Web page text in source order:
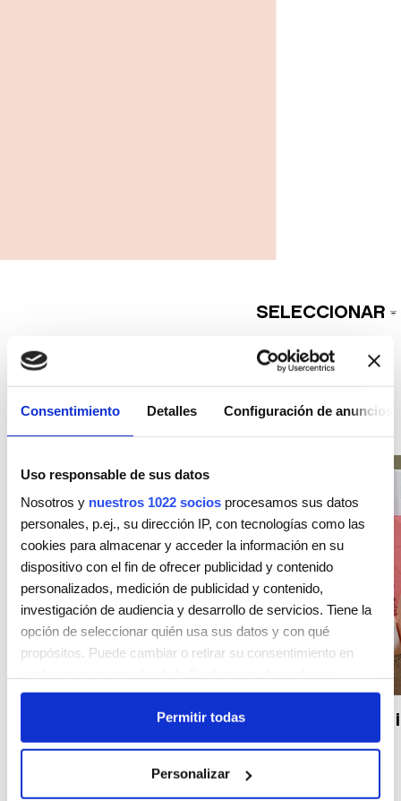
Consentimiento Detalles Configuración de anuncios
Uso responsable de sus datos
Nosotros y nuestros 1022 socios procesamos sus datos
personales, p.ej., su dirección IP, con tecnologías como las
cookies para almacenar y acceder la información en su
dispositivo con el fin de ofrecer publicidad y contenido
personalizados, medición de publicidad y contenido,
investigación de audiencia y desarrollo de servicios. Tiene la
opción de seleccionar quién usa sus datos y con qué
propósitos. Puede cambiar o retirar su consentimiento en
clicando en el Menú de consentimiento.
Si lo permite, también quisiéramos:
que puede tener una precisión de varios metros
Permitir todas
Personalizar
SELECCIONAR
MODA Y TENDENCIA
INSPIRACIÓN Y LOOKS
Caída del cabello estacional, los
combatirla